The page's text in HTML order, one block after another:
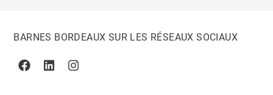
BARNES BORDEAUX SUR LES RÉSEAUX SOCIAUX
FacebookLinkedinInstagram